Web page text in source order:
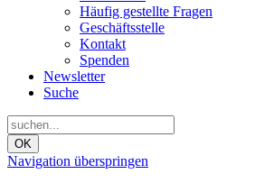
Häufig gestellte Fragen
Geschäftsstelle
Kontakt
Spenden
Newsletter
Suche
OK
Navigation überspringen